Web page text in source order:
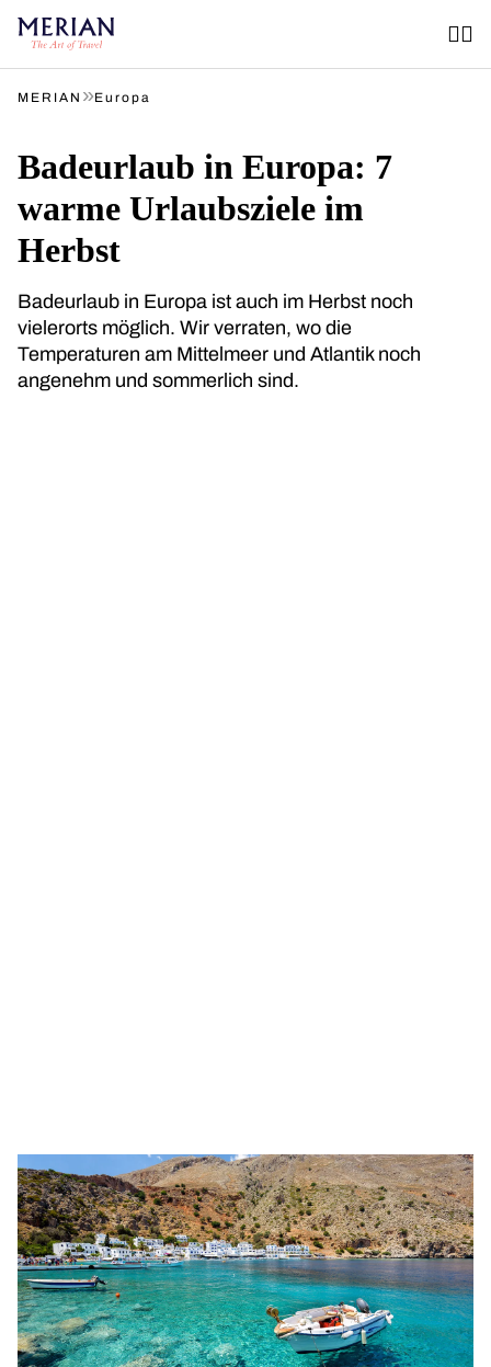
MERIAN »Europa
Badeurlaub in Europa: 7
warme Urlaubsziele im
Herbst
Badeurlaub in Europa ist auch im Herbst noch
vielerorts möglich. Wir verraten, wo die
Temperaturen am Mittelmeer und Atlantik noch
angenehm und sommerlich sind.